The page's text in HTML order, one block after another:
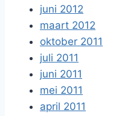
juni 2012
maart 2012
oktober 2011
juli 2011
juni 2011
mei 2011
april 2011